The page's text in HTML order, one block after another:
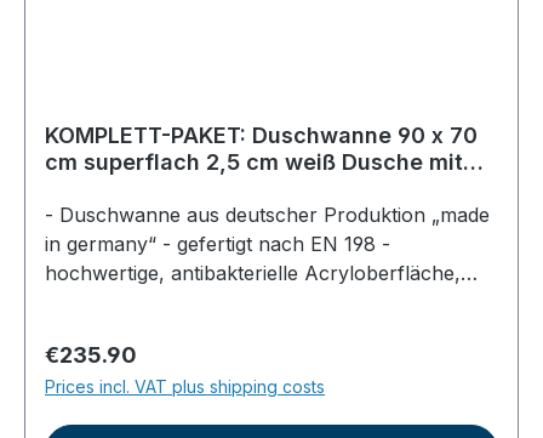
KOMPLETT-PAKET: Duschwanne 90 x 70
cm superflach 2,5 cm weiß Dusche mit
Styroporträger/Wannenträger +
Ablaufgarnitur chrom DN 90
- Duschwanne aus deutscher Produktion „made
in germany“ - gefertigt nach EN 198 -
hochwertige, antibakterielle Acryloberfläche,
Dusche ca. 5,5cm - mit gerader EPS Unterseite
zum direkten Aufkleben geeignet (nicht für
Fußgestelle einsetzbar) - Ablaufgarnitur für
Regular price:
€235.90
Prices incl. VAT plus shipping costs